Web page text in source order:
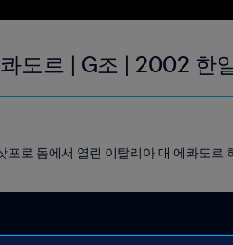
도르 | G조 | 2002 한
로 돔에서 열린 이탈리아 대 에콰도르